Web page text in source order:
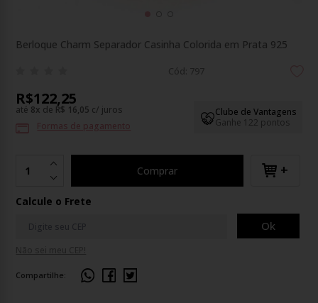
Berloque Charm Separador Casinha Colorida em Prata 925
Cód: 797
Clube de Vantagens
Ganhe 122 pontos
R$122,25
até 8x de R$ 16,05 c/ juros
Formas de pagamento
Comprar +
Calcule o Frete
Ok
Compartilhe: